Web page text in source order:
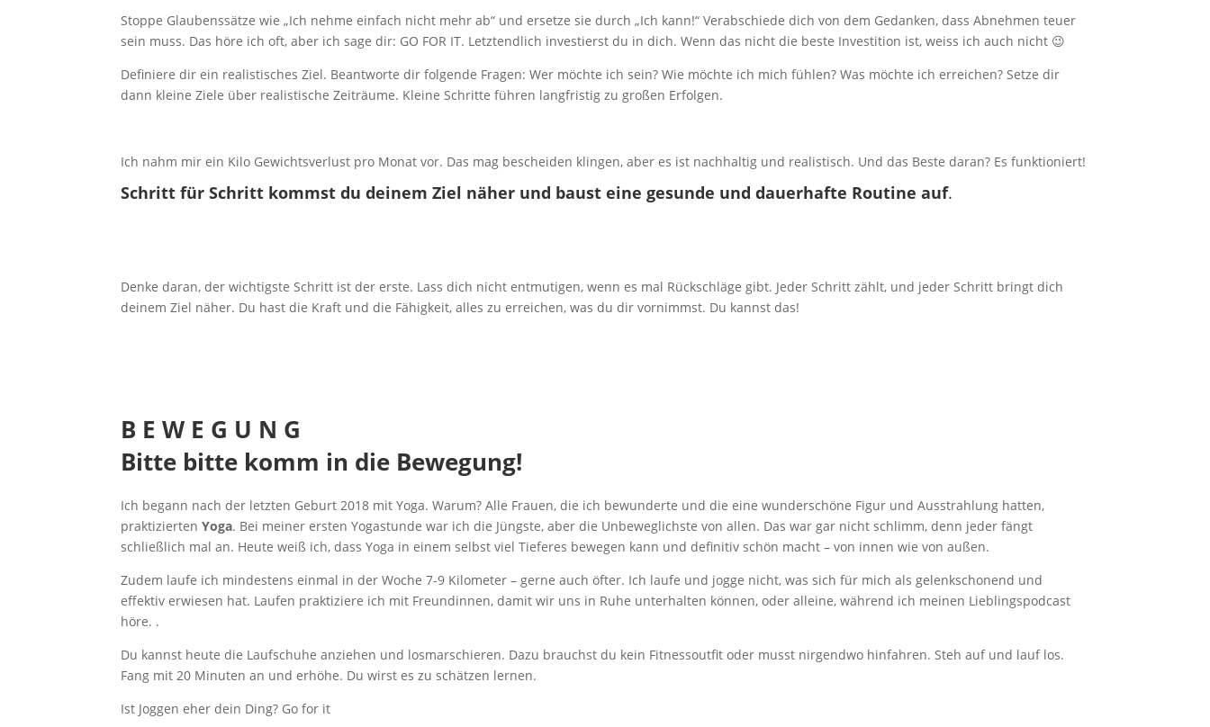
Stoppe Glaubenssätze wie „Ich nehme einfach nicht mehr ab“ und ersetze sie durch „Ich kann!“ Verabschiede dich von dem Gedanken, dass Abnehmen teuer
sein muss. Das höre ich oft, aber ich sage dir: GO FOR IT. Letztendlich investierst du in dich. Wenn das nicht die beste Investition ist, weiss ich auch nicht 😉
Definiere dir ein realistisches Ziel. Beantworte dir folgende Fragen: Wer möchte ich sein? Wie möchte ich mich fühlen? Was möchte ich erreichen? Setze dir
dann kleine Ziele über realistische Zeiträume. Kleine Schritte führen langfristig zu großen Erfolgen.
Ich nahm mir ein Kilo Gewichtsverlust pro Monat vor. Das mag bescheiden klingen, aber es ist nachhaltig und realistisch. Und das Beste daran? Es funktioniert!
Schritt für Schritt kommst du deinem Ziel näher und baust eine gesunde und dauerhafte Routine auf.
Denke daran, der wichtigste Schritt ist der erste. Lass dich nicht entmutigen, wenn es mal Rückschläge gibt. Jeder Schritt zählt, und jeder Schritt bringt dich
deinem Ziel näher. Du hast die Kraft und die Fähigkeit, alles zu erreichen, was du dir vornimmst. Du kannst das!
B E W E G U N G
Bitte bitte komm in die Bewegung!
Ich begann nach der letzten Geburt 2018 mit Yoga. Warum? Alle Frauen, die ich bewunderte und die eine wunderschöne Figur und Ausstrahlung hatten,
praktiziertenYoga. Bei meiner ersten Yogastunde war ich die Jüngste, aber die Unbeweglichste von allen. Das war gar nicht schlimm, denn jeder fängt
schließlich mal an. Heute weiß ich, dass Yoga in einem selbst viel Tieferes bewegen kann und definitiv schön macht – von innen wie von außen.
Zudem laufe ich mindestens einmal in der Woche 7-9 Kilometer – gerne auch öfter. Ich laufe und jogge nicht, was sich für mich als gelenkschonend und
effektiv erwiesen hat. Laufen praktiziere ich mit Freundinnen, damit wir uns in Ruhe unterhalten können, oder alleine, während ich meinen Lieblingspodcast
höre. .
Du kannst heute die Laufschuhe anziehen und losmarschieren. Dazu brauchst du kein Fitnessoutfit oder musst nirgendwo hinfahren. Steh auf und lauf los.
Fang mit 20 Minuten an und erhöhe. Du wirst es zu schätzen lernen.
Ist Joggen eher dein Ding? Go for it